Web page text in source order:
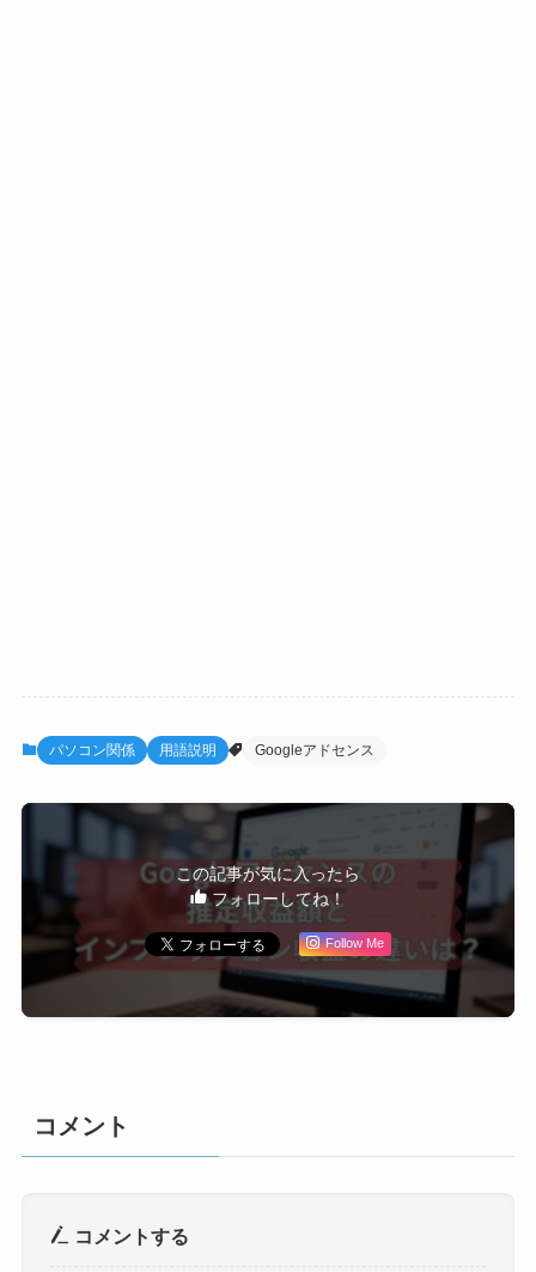
パソコン関係 用語説明 Googleアドセンス
この記事が気に入ったら
フォローしてね！
Follow Me
コメント
コメントする